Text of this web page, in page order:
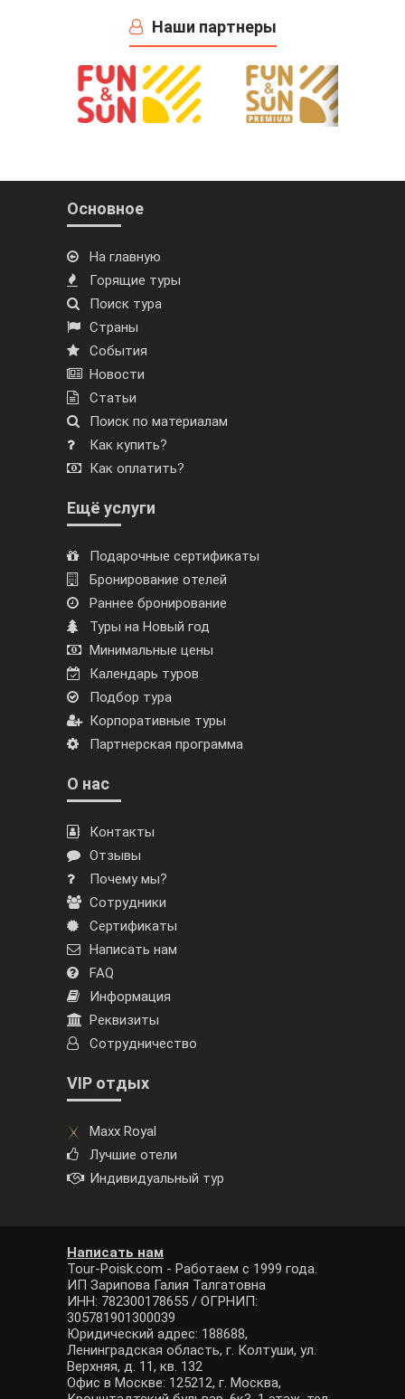
Наши партнеры
Основное
На главную
Горящие туры
Поиск тура
Страны
События
Новости
Статьи
Поиск по материалам
Как купить?
Как оплатить?
Ещё услуги
Подарочные сертификаты
Бронирование отелей
Раннее бронирование
Туры на Новый год
Минимальные цены
Календарь туров
Подбор тура
Корпоративные туры
Партнерская программа
О нас
Контакты
Отзывы
Почему мы?
Сотрудники
Сертификаты
Написать нам
FAQ
Информация
Реквизиты
Сотрудничество
VIP отдых
Maxx Royal
Лучшие отели
Индивидуальный тур
Написать нам
Tour-Poisk.com - Работаем с 1999 года.
ИП Зарипова Галия Талгатовна
ИНН: 782300178655 / ОГРНИП:
305781901300039
Юридический адрес: 188688,
Ленинградская область, г. Колтуши, ул.
Верхняя, д. 11, кв. 132
Офис в Москве: 125212, г. Москва,